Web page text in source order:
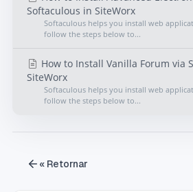
Softaculous in SiteWorx
Softaculous helps you install web
follow the steps below to...
How to Install Vanilla Forum via
SiteWorx
Softaculous helps you install web
follow the steps below to...
« Retornar